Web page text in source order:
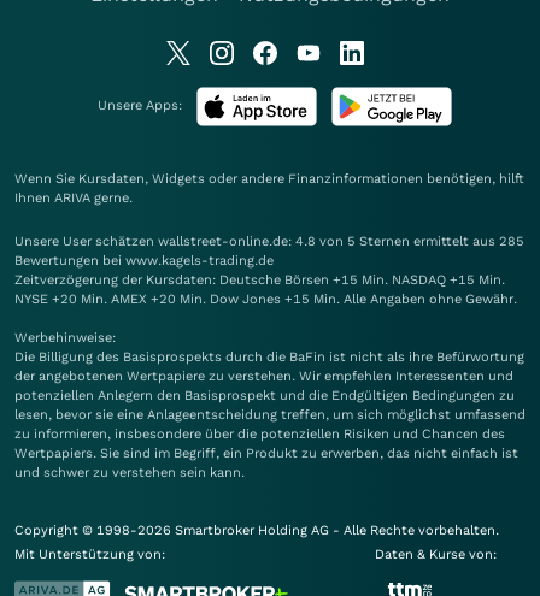
Unsere Apps:
Wenn Sie Kursdaten, Widgets oder andere Finanzinformationen benötigen, hilft
Ihnen ARIVA gerne.
Unsere User schätzen wallstreet-online.de: 4.8 von 5 Sternen ermittelt aus 285
Bewertungen bei www.kagels-trading.de
Zeitverzögerung der Kursdaten: Deutsche Börsen +15 Min. NASDAQ +15 Min.
NYSE +20 Min. AMEX +20 Min. Dow Jones +15 Min. Alle Angaben ohne Gewähr.
Werbehinweise:
Die Billigung des Basisprospekts durch die BaFin ist nicht als ihre Befürwortung
der angebotenen Wertpapiere zu verstehen. Wir empfehlen Interessenten und
potenziellen Anlegern den Basisprospekt und die Endgültigen Bedingungen zu
lesen, bevor sie eine Anlageentscheidung treffen, um sich möglichst umfassend
zu informieren, insbesondere über die potenziellen Risiken und Chancen des
Wertpapiers. Sie sind im Begriff, ein Produkt zu erwerben, das nicht einfach ist
und schwer zu verstehen sein kann.
Copyright © 1998-2026 Smartbroker Holding AG - Alle Rechte vorbehalten.
Mit Unterstützung von:
Daten & Kurse von: